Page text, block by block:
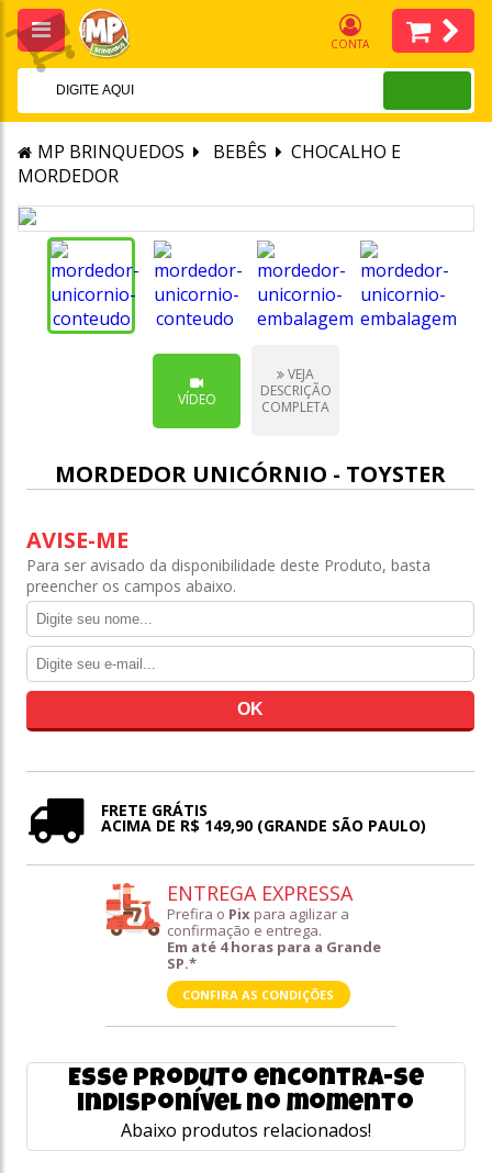
CONTA
MP BRINQUEDOS BEBÊS
CHOCALHO E
MORDEDOR
VÍDEO
VEJA
DESCRIÇÃO
COMPLETA
MORDEDOR UNICÓRNIO - TOYSTER
AVISE-ME
Para ser avisado da disponibilidade deste Produto, basta
preencher os campos abaixo.
FRETE GRÁTIS
ACIMA DE R$ 149,90 (GRANDE SÃO PAULO)
ENTREGA EXPRESSA
Prefira o Pix para agilizar a
confirmação e entrega.
Em até 4 horas para a Grande
SP.*
CONFIRA AS CONDIÇÕES
Esse produto encontra-se
indisponível no momento
Abaixo produtos relacionados!